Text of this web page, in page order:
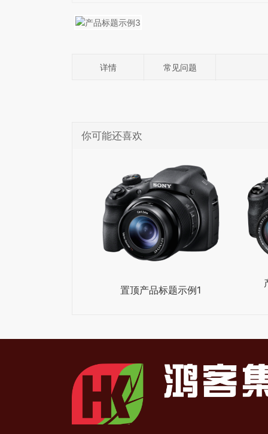
详情 常见问题
你可能还喜欢
置顶产品标题示例1